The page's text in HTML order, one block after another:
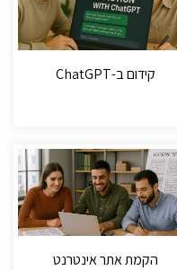
קידום ב-ChatGPT
הקמת אתר אינטרנט